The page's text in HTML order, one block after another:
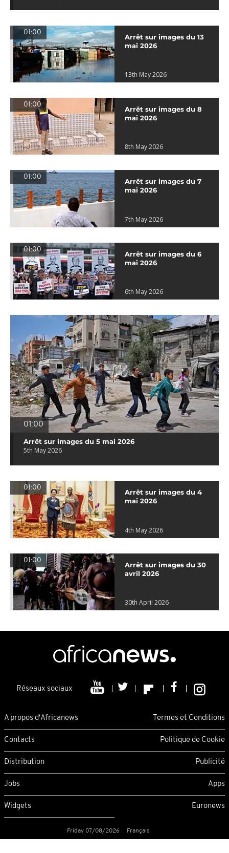
01:00
Arrêt sur images du 13
mai 2026
13th May 2026
01:00
Arrêt sur images du 8
mai 2026
8th May 2026
01:00
Arrêt sur images du 7
mai 2026
7th May 2026
01:00
Arrêt sur images du 6
mai 2026
6th May 2026
01:00
Arrêt sur images du 5 mai 2026
5th May 2026
01:00
Arrêt sur images du 4
mai 2026
4th May 2026
01:00
Arrêt sur images du 30
avril 2026
30th April 2026
Réseaux sociaux
A propos d'Africanews Termes et Conditions
Contacts Politique de Cookie
Distribution Publicité
Jobs Apps
Widgets Euronews
Friday 07/08/2026